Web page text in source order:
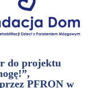
do projektu
PFRON w